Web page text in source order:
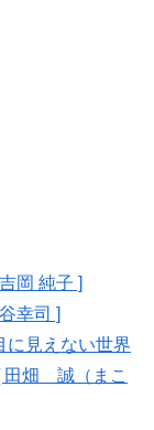
岡 純子 ]
幸司 ]
に見えない世界
田畑 誠（まこ